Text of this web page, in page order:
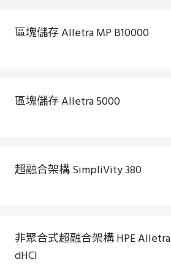
區塊儲存 Alletra MP B10000
區塊儲存 Alletra 5000
超融合架構 SimpliVity 380
非聚合式超融合架構 HPE Alletra
dHCI